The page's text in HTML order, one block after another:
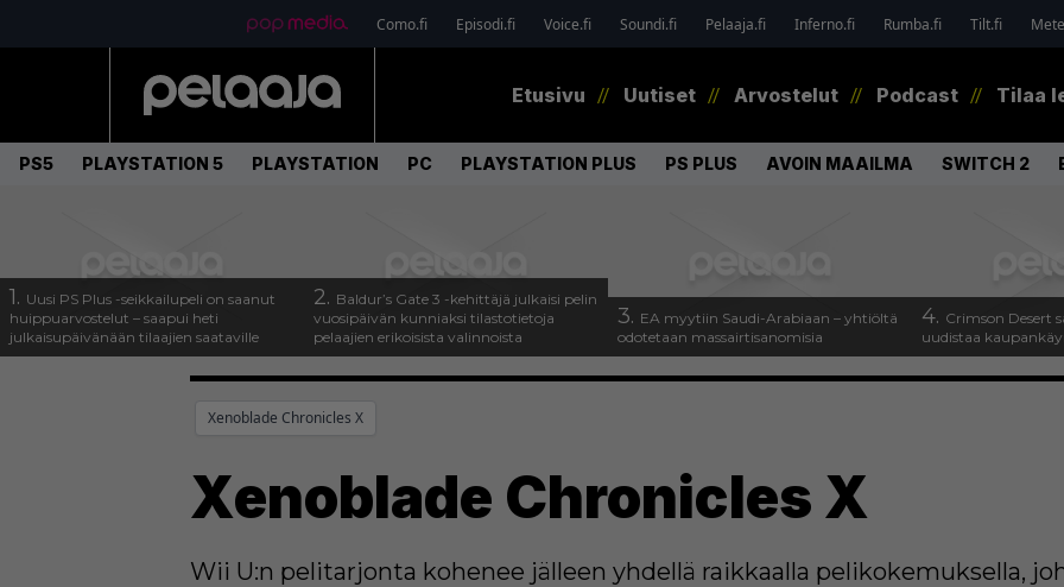
Como.fi Episodi.fi Voice.fi Soundi.fi Pelaaja.fi Inferno.fi Rumba.fi Tilt.fi
Etusivu Uutiset Arvostelut Podcast Tilaa
PS5 PLAYSTATION 5 PLAYSTATION PC PLAYSTATION PLUS PS PLUS AVOIN MAAILMA SWITCH 2
1. Uusi PS Plus -seikkailupeli on saanut
huippuarvostelut – saapui heti
julkaisupäivänään tilaajien saataville
2. Baldur’s Gate 3 -kehittäjä julkaisi pelin
vuosipäivän kunniaksi tilastotietoja
pelaajien erikoisista valinnoista
3. EA myytiin Saudi-Arabiaan – yhtiöltä
odotetaan massairtisanomisia
4. Crimson Desert
uudistaa
Xenoblade Chronicles X
Xenoblade Chronicles X
Wii U:n pelitarjonta kohenee jälleen yhdellä raikkaalla pelikokemuksella,